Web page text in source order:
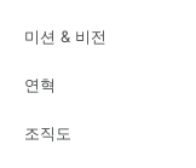
미션 & 비전
연혁
조직도